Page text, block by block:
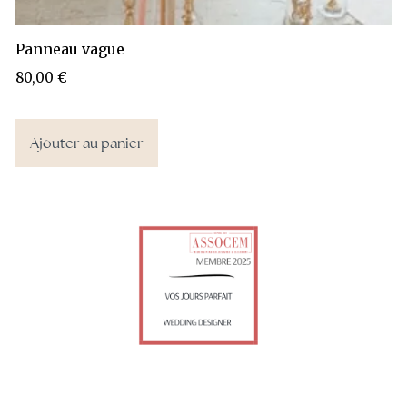
Panneau vague
80,00€
Ajouter au panier